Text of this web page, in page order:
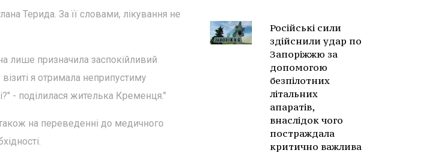
Терида. За її словами, лікування не
лише призначила заспокійливий
я отримала неприпустиму
- поділилася жителька Кременця."
на переведенні до медичного
Російські сили
здійснили удар по
Запоріжжю за
допомогою
безпілотних
літальних
апаратів,
внаслідок чого
постраждала
критично важлива